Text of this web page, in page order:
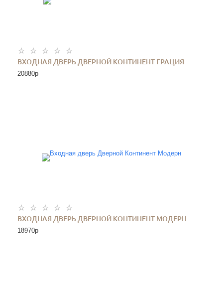
ВХОДНАЯ ДВЕРЬ ДВЕРНОЙ КОНТИНЕНТ ГРАЦИЯ
20880p
ВХОДНАЯ ДВЕРЬ ДВЕРНОЙ КОНТИНЕНТ МОДЕРН
18970p